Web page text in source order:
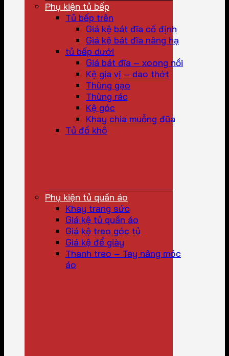
Phụ kiện tủ bếp
Tủ bếp trên
Giá kệ bát đĩa cố định
Giá kệ bát đĩa nâng hạ
tủ bếp dưới
Giá bát đĩa – xoong nồi
Kệ gia vị – dao thớt
Thùng gạo
Thùng rác
Kệ góc
Khay chia muỗng đũa
Tủ đồ khô
Phụ kiện tủ quần áo
Khay trang sức
Giá kệ tủ quần áo
Giá kệ treo góc tủ
Giá kệ để giày
Thanh treo – Tay nâng móc
áo